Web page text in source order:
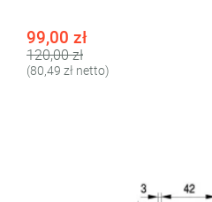
99,00 zł
120,00 zł
(80,49 zł netto)